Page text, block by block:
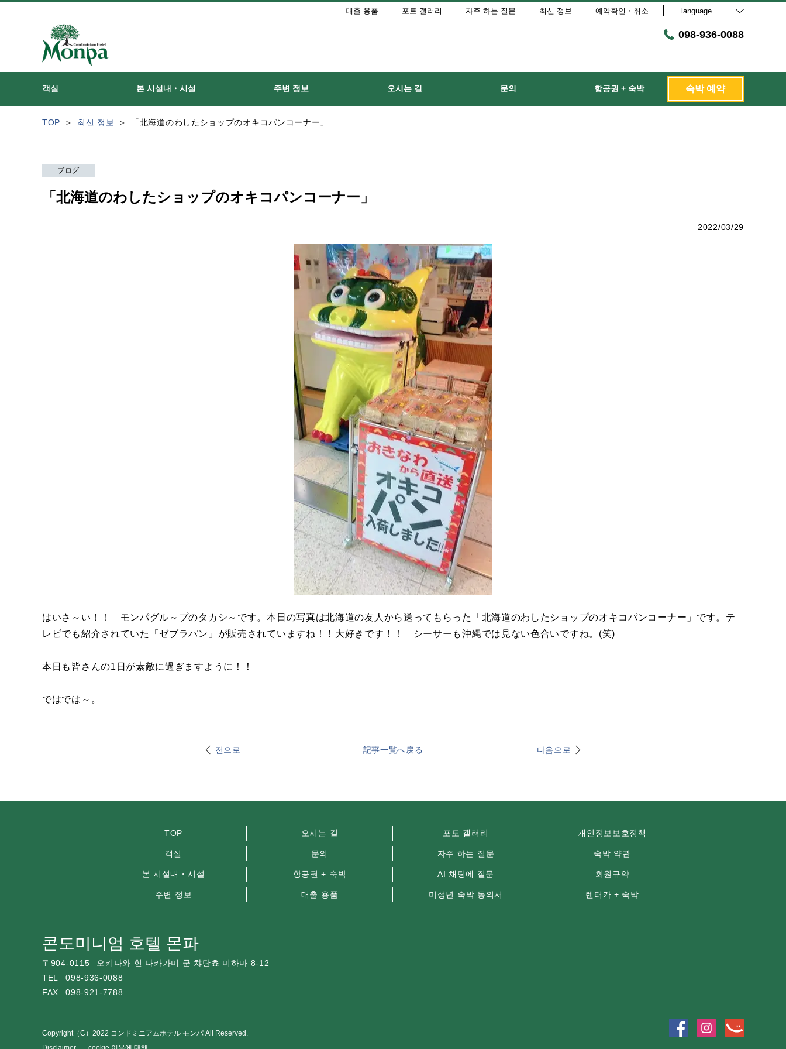
대출 용품 포토 갤러리 자주 하는 질문 최신 정보 예약확인・취소 language
098-936-0088
객실 본 시설내・시설 주변 정보 오시는 길 문의 항공권 + 숙박 숙박 예약
TOP 최신 정보 「北海道のわしたショップのオキコパンコーナー」
ブログ
「北海道のわしたショップのオキコパンコーナー」
2022/03/29
はいさ～い！！ モンパグル～プのタカシ～です。本日の写真は北海道の友人から送ってもらった「北海道のわしたショップのオキコパンコーナー」です。テ
レビでも紹介されていた「ゼブラパン」が販売されていますね！！大好きです！！ シーサーも沖縄では見ない色合いですね。(笑)
本日も皆さんの1日が素敵に過ぎますように！！
ではでは～。
전으로 記事一覧へ戻る 다음으로
TOP
객실
본 시설내・시설
주변 정보
오시는 길
문의
항공권 + 숙박
대출 용품
포토 갤러리
자주 하는 질문
AI 채팅에 질문
미성년 숙박 동의서
개인정보보호정책
숙박 약관
회원규약
렌터카 + 숙박
콘도미니엄 호텔 몬파
〒 904-0115
오키나와 현 나카가미 군 챠탄쵸 미하마 8-12
TEL
098-936-0088
FAX
098-921-7788
Copyright（C）2022 コンドミニアムホテル モンパ All Reserved.